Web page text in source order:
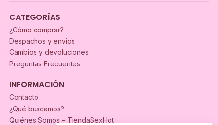
CATEGORÍAS
¿Cómo comprar?
Despachos y envios
Cambios y devoluciones
Preguntas Frecuentes
INFORMACIÓN
Contacto
¿Qué buscamos?
Quiénes Somos – TiendaSexHot